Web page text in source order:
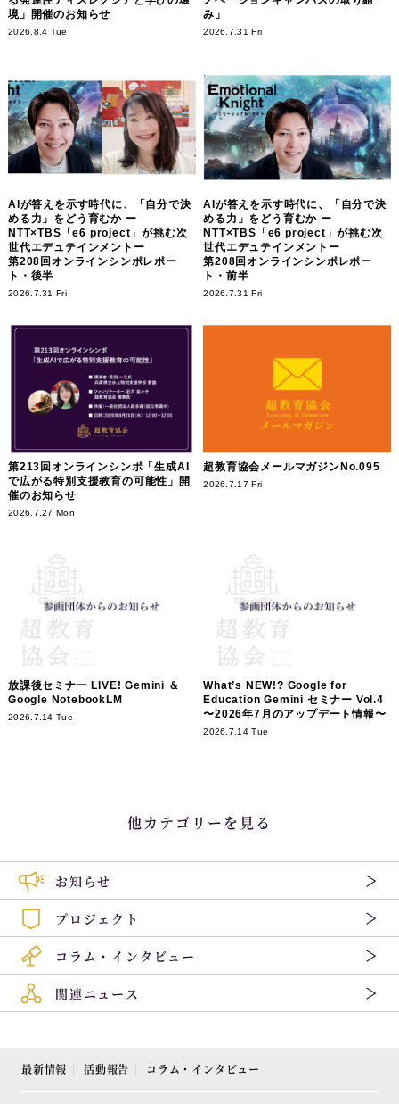
境」開催のお知らせ
2026.8.4 Tue
み」
2026.7.31 Fri
AIが答えを示す時代に、「自分で決
める力」をどう育むか ー
NTT×TBS「e6 project」が挑む次
世代エデュテインメントー
第208回オンラインシンポレポー
ト・後半
2026.7.31 Fri
AIが答えを示す時代に、「自分で決
める力」をどう育むか ー
NTT×TBS「e6 project」が挑む次
世代エデュテインメントー
第208回オンラインシンポレポー
ト・前半
2026.7.31 Fri
第213回オンラインシンポ「生成AI
で広がる特別支援教育の可能性」開
催のお知らせ
2026.7.27 Mon
超教育協会メールマガジンNo.095
2026.7.17 Fri
放課後セミナー LIVE! Gemini ＆
Google NotebookLM
2026.7.14 Tue
What’s NEW!? Google for
Education Gemini セミナー Vol.4
〜2026年7月のアップデート情報〜
2026.7.14 Tue
他カテゴリーを見る
お知らせ
プロジェクト
コラム・インタビュー
関連ニュース
最新情報 活動報告 コラム・インタビュー